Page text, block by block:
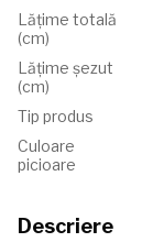
Lățime totală
(cm)
Lățime șezut
(cm)
Tip produs
Culoare
picioare
Descriere